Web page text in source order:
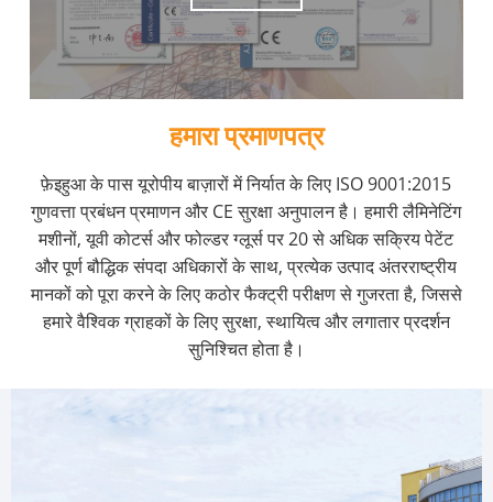
हमारा प्रमाणपत्र
फ़ेइहुआ के पास यूरोपीय बाज़ारों में निर्यात के लिए ISO 9001:2015
गुणवत्ता प्रबंधन प्रमाणन और CE सुरक्षा अनुपालन है। हमारी लैमिनेटिंग
मशीनों, यूवी कोटर्स और फोल्डर ग्लूर्स पर 20 से अधिक सक्रिय पेटेंट
और पूर्ण बौद्धिक संपदा अधिकारों के साथ, प्रत्येक उत्पाद अंतरराष्ट्रीय
मानकों को पूरा करने के लिए कठोर फैक्ट्री परीक्षण से गुजरता है, जिससे
हमारे वैश्विक ग्राहकों के लिए सुरक्षा, स्थायित्व और लगातार प्रदर्शन
सुनिश्चित होता है।